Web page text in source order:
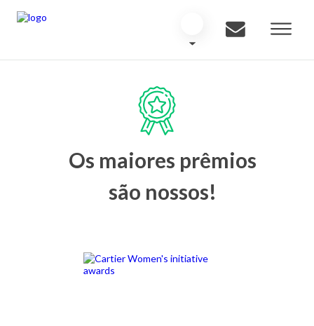
Os maiores prêmios
são nossos!